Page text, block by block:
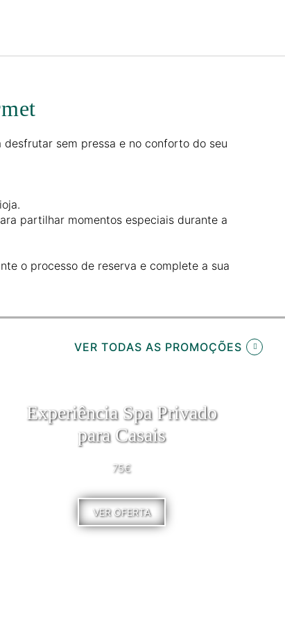
sem pressa e no conforto do seu
partilhar momentos especiais durante a
o processo de reserva e complete a sua
VER TODAS AS PROMOÇÕES
Experiência Spa Privado
para Casais
75€
VER OFERTA